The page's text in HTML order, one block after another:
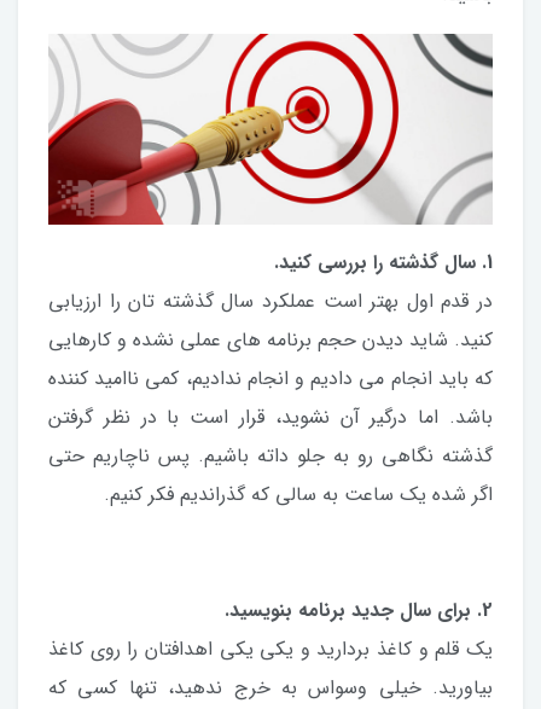
1. سال گذشته را بررسی کنید.
در قدم اول بهتر است عملکرد سال گذشته تان را ارزیابی
کنید. شاید دیدن حجم برنامه های عملی نشده و کارهایی
که باید انجام می دادیم و انجام ندادیم، کمی ناامید کننده
باشد. اما درگیر آن نشوید، قرار است با در نظر گرفتن
گذشته نگاهی رو به جلو داته باشیم. پس ناچاریم حتی
اگر شده یک ساعت به سالی که گذراندیم فکر کنیم.
2. برای سال جدید برنامه بنویسید.
یک قلم و کاغذ بردارید و یکی یکی اهدافتان را روی کاغذ
بیاورید. خیلی وسواس به خرج ندهید، تنها کسی که